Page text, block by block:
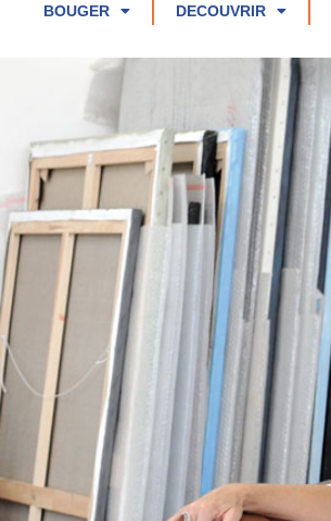
BOUGER DECOUVRIR